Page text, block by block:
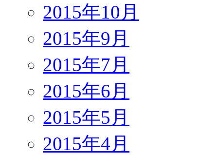
2015年10月
2015年9月
2015年7月
2015年6月
2015年5月
2015年4月